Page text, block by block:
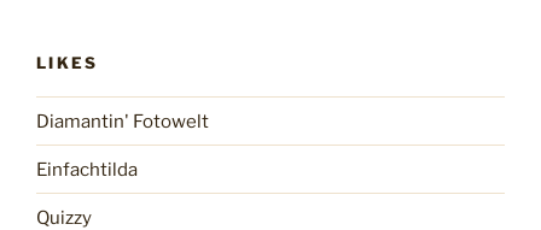
LIKES
Diamantin' Fotowelt
Einfachtilda
Quizzy